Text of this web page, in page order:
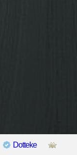
Dotteke